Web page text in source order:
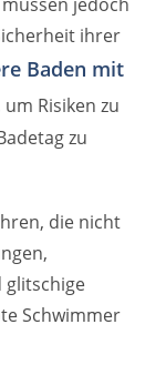
ihrer
Baden mit
Risiken zu
zu
die nicht
glitschige
Schwimmer